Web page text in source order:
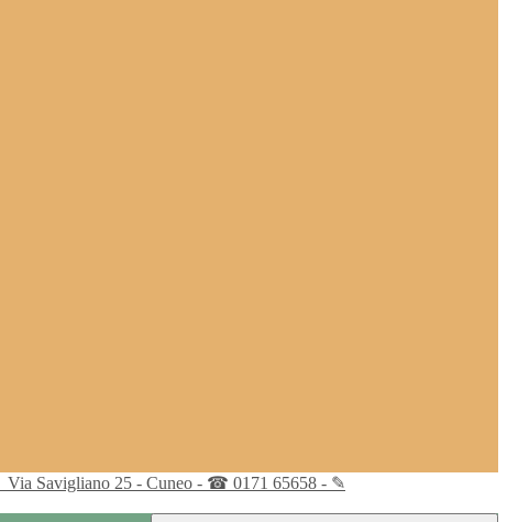
Via Savigliano 25 - Cuneo - ☎ 0171 65658 - ✎